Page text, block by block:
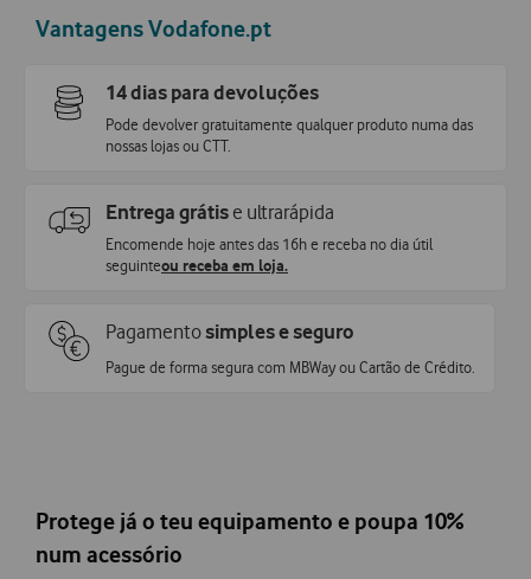
Vantagens Vodafone.pt
14 dias para devoluções
Pode devolver gratuitamente qualquer produto numa das
nossas lojas ou CTT.
Entrega grátis e ultrarápida
Encomende hoje antes das 16h e receba no dia útil
seguinteou receba em loja.
Pagamentosimples e seguro
Pague de forma segura com MBWay ou Cartão de Crédito.
Protege já o teu equipamento e poupa 10%
num acessório